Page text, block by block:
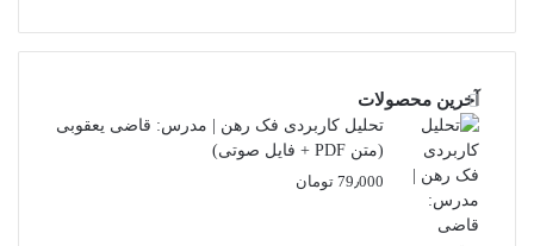
آخرین محصولات
تحلیل کاربردی فک رهن | مدرس: قاضی یعقوبی
(متن PDF + فایل صوتی)
79٫000 تومان